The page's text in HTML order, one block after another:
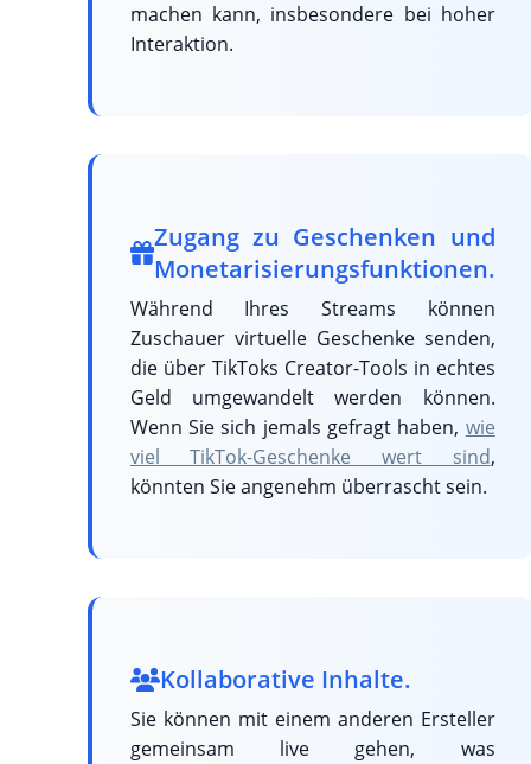
machen kann, insbesondere bei hoher
Interaktion.
Zugang zu Geschenken und
Monetarisierungsfunktionen.
Während Ihres Streams können
Zuschauer virtuelle Geschenke senden,
die über TikToks Creator-Tools in echtes
Geld umgewandelt werden können.
Wenn Sie sich jemals gefragt haben, wie
viel TikTok-Geschenke wert sind,
könnten Sie angenehm überrascht sein.
Kollaborative Inhalte.
Sie können mit einem anderen Ersteller
gemeinsam live gehen, was